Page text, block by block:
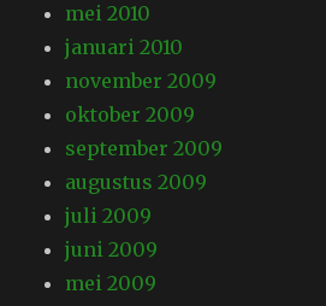
mei 2010
januari 2010
november 2009
oktober 2009
september 2009
augustus 2009
juli 2009
juni 2009
mei 2009